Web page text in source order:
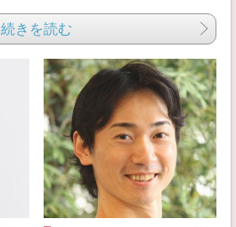
続きを読む